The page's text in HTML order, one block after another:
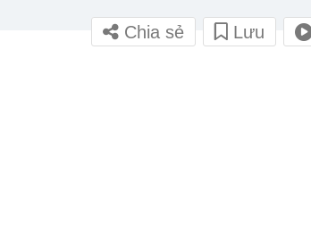
Chia sẻ Lưu